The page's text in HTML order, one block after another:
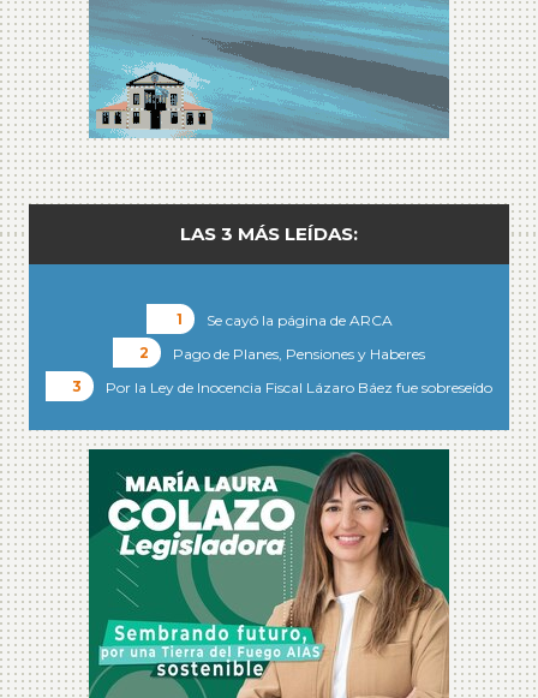
LAS 3 MÁS LEÍDAS:
Se cayó la página de ARCA
Pago de Planes, Pensiones y Haberes
Por la Ley de Inocencia Fiscal Lázaro Báez fue sobreseído